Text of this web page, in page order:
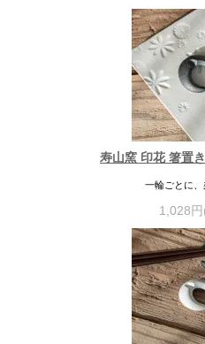
寿山窯 印花 箸置
一輪ごとに、
1,028